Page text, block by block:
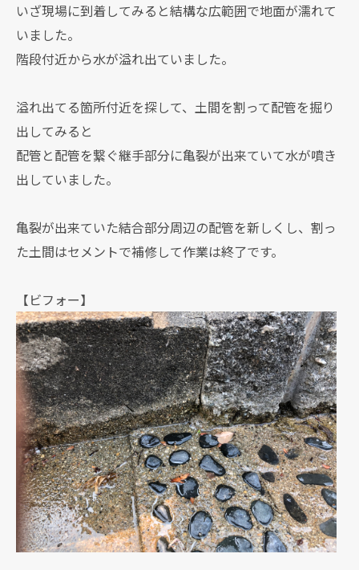
いざ現場に到着してみると結構な広範囲で地面が濡れて
いました。
階段付近から水が溢れ出ていました。
溢れ出てる箇所付近を探して、土間を割って配管を掘り
出してみると
配管と配管を繋ぐ継手部分に亀裂が出来ていて水が噴き
出していました。
亀裂が出来ていた結合部分周辺の配管を新しくし、割っ
た土間はセメントで補修して作業は終了です。
【ビフォー】